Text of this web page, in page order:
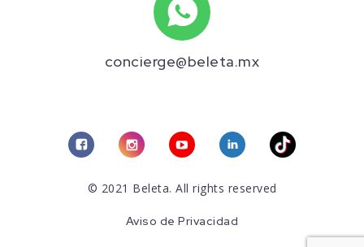
concierge@beleta.mx
© 2021 Beleta. All rights reserved
Aviso de Privacidad